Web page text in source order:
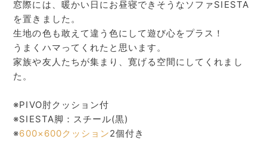
窓際には、暖かい日にお昼寝できそうなソファSIESTA
を置きました。
生地の色も敢えて違う色にして遊び心をプラス！
うまくハマってくれたと思います。
家族や友人たちが集まり、寛げる空間にしてくれまし
た。
※PIVO肘クッション付
※SIESTA脚：スチール(黒)
※600×600クッション2個付き